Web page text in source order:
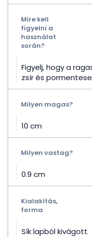
Mire kell
figyelni a
használat
során?
Figyelj, hogy a
zsír és
Milyen magas?
10 cm
Milyen vastag?
0.9 cm
Kialakítás,
forma
Sík lapból kivágott